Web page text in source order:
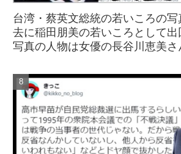
台湾・蔡英文総統の若いころの
去に稲田朋美の若いころとして出
写真の人物は女優の長谷川恵美さ